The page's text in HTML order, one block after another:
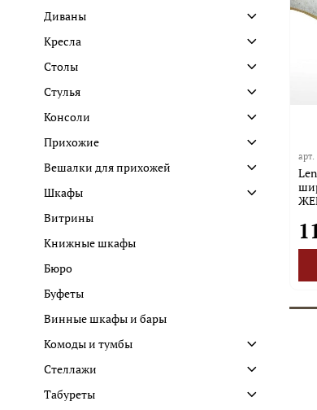
арт.
Диваны
Кресла
Столы
Стулья
Консоли
Прихожие
Вешалки для прихожей
Шкафы
Витрины
Книжные шкафы
Бюро
Буфеты
Винные шкафы и бары
Комоды и тумбы
Стеллажи
Табуреты